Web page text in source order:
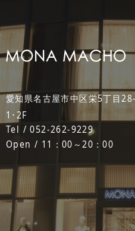
愛知県名古屋市中区栄5丁目
1･2F
Tel / 052-262-9229
Open / 11：00～20：00